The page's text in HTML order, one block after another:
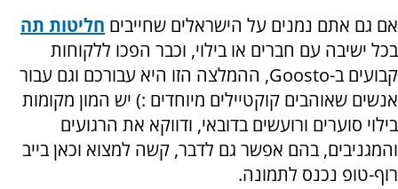
אם גם אתם נמנים על הישראלים שחייבים חליטות תה
בכל ישיבה עם חברים או בילוי, וכבר הפכו ללקוחות
קבועים ב-Goosto, ההמלצה הזו היא עבורכם וגם עבור
אנשים שאוהבים קוקטיילים מיוחדים :) יש המון מקומות
בילוי סוערים ורועשים בדובאי, ודווקא את הרגועים
והמגניבים, בהם אפשר גם לדבר, קשה למצוא וכאן בייב
רוף-טופ נכנס לתמונה.